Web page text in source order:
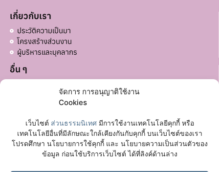
จัดการ การอนุญาติใช้งาน
Cookies
เว็บไซต์ ส่วนธรรมนิเทศมีการใช้งานเทคโนโลยีคุกกี้ หรือ
เทคโนโลยีอื่นที่มีลักษณะใกล้เคียงกันกับคุกกี้ บนเว็บไซต์ของเรา
โปรดศึกษา นโยบายการใช้คุกกี้ และ นโยบายความเป็นส่วนตัวของ
ข้อมูล ก่อนใช้บริการเว็บไซต์ ได้ที่ลิงค์ด้านล่าง
เกี่ยวกับเรา
ประวัติความเป็นมา
โครงสร้างส่วนงาน
ผู้บริหารและบุคลากร
อื่น ๆ
ลิงก์ที่เกี่ยวข้อง
มหาวิทยาลัยมหาจุฬาลงกรณราชวิทยาลัย
เฟซบุ๊กเพจ
ติดต่อเรา